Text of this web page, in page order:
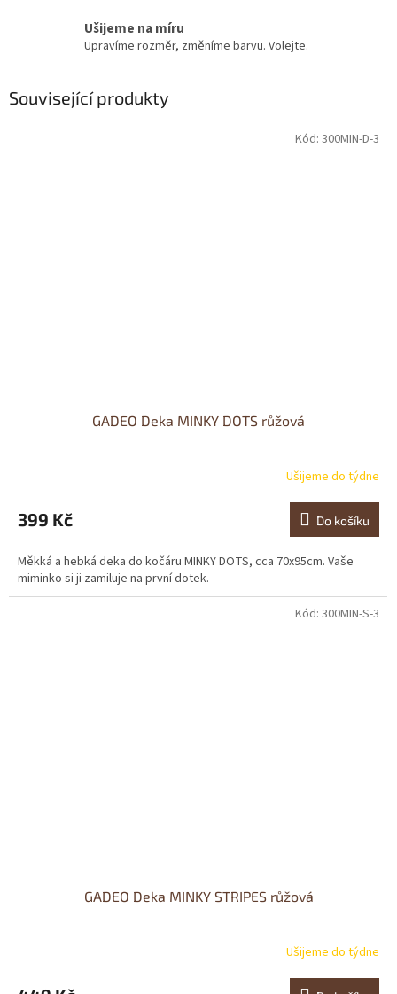
Ušijeme na míru
Upravíme rozměr, změníme barvu. Volejte.
Související produkty
GADEO Deka MINKY DOTS růžová
Ušijeme do týdne
399 Kč Do košíku
Měkká a hebká deka do kočáru MINKY DOTS, cca 70x95cm. Vaše
miminko si ji zamiluje na první dotek.
Kód: 300MIN-D-3
GADEO Deka MINKY STRIPES růžová
Ušijeme do týdne
Kód: 300MIN-S-3